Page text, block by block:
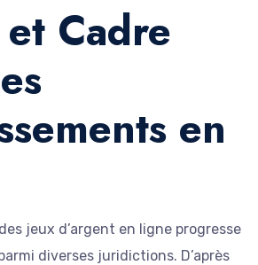
Cadre
en
jeux d’argent en ligne progresse
diverses juridictions. D’après